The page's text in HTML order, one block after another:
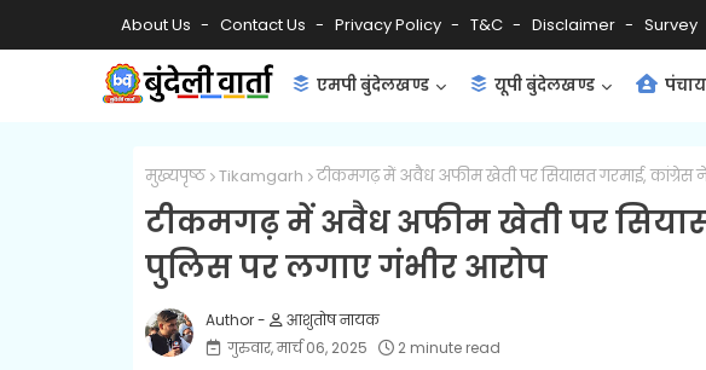
About Us Contact Us Privacy Policy T&C Disclaimer Survey
एमपी बुंदेलखण्ड यूपी बुंदेलखण्ड
मुख्यपृष्ठ Tikamgarh टीकमगढ़ में अवैध अफीम खेती पर सियासत गरमाई, कांग्रेस
टीकमगढ़ में अवैध अफीम खेती पर
पुलिस पर लगाए गंभीर आरोप
आशुतोष नायक
गुरुवार, मार्च 06, 2025
2 minute read